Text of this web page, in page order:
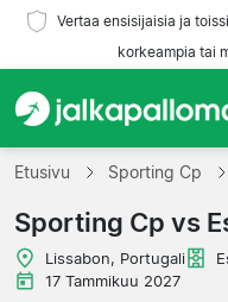
Vertaa ensisijaisia ja
korkeampia tai
Etusivu
Joukkueet
Liigat
Etusivu Sporting Cp
Sporting Cp vs
Lissabon, Portugali
17 Tammikuu 2027